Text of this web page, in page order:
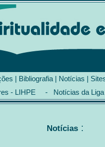
| Bibliografia | Notícias |
- LIHPE - Notícias da Liga
Notícias: